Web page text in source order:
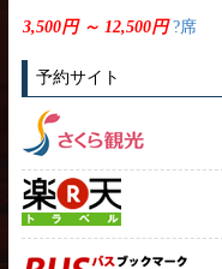
3,500円 ～ 12,500円?席
予約サイト